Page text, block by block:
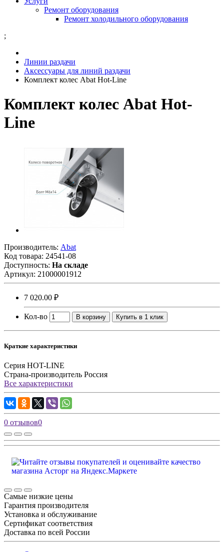
Ремонт оборудования
Ремонт холодильного оборудования
;
Линии раздачи
Аксессуары для линий раздачи
Комплект колес Abat Hot-Line
Комплект колес Abat Hot-
Line
Производитель: Abat
Код товара: 24541-08
Доступность: На складе
Артикул: 21000001912
7 020.00 ₽
Кол-во В корзину Купить в 1 клик
Краткие характеристики
Серия HOT-LINE
Страна-производитель Россия
Все характеристики
0 отзывов0
Самые низкие цены
Гарантия производителя
Установка и обслуживание
Сертификат соответствия
Доставка по всей России